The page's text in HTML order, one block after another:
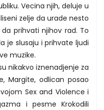
Vecina njih, deluje u
zelje da urade nesto
prihvati njihov rad. To
je slusaju i prihvate ljudi
muzike.
nikakvo iznenadjenje za
Margite, odlican posao
Sex and Violence i
i pesme Krokodili